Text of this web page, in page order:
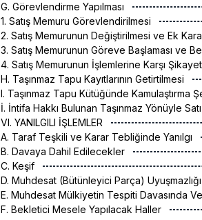
G. Görevlendirme Yapılması
1. Satış Memuru Görevlendirilmesi
2. Satış Memurunun Değiştirilmesi ve Ek
3. Satış Memurunun Göreve Başlaması ve
4. Satış Memurunun İşlemlerine Karşı Şikayet
H. Taşınmaz Tapu Kayıtlarının Getirtilmesi
I. Taşınmaz Tapu Kütüğünde Kamulaştırma
İ. İntifa Hakkı Bulunan Taşınmaz Yönüyle
VI. YANILGILI İŞLEMLER
A. Taraf Teşkili ve Karar Tebliğinde Yanılgı
B. Davaya Dahil Edilecekler
C. Keşif
D. Muhdesat (Bütünleyici Parça) Uyuşmazlığı
E. Muhdesat Mülkiyetin Tespiti Davasında
F. Bekletici Mesele Yapılacak Haller